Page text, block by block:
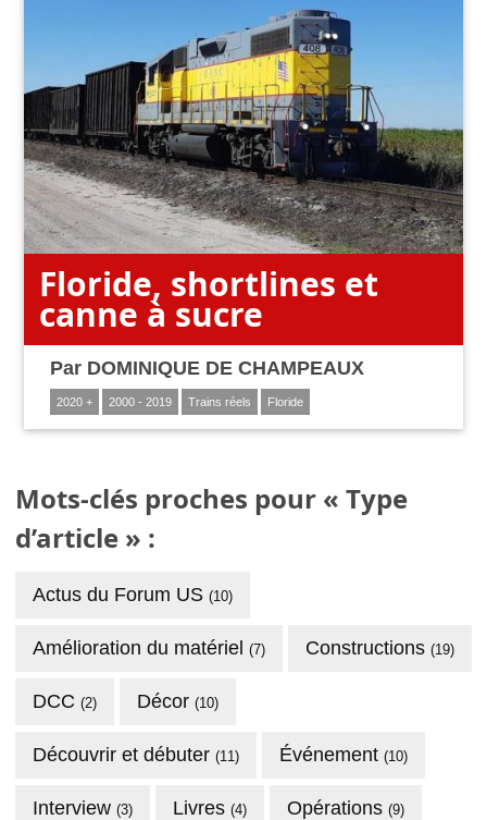
Floride, shortlines et
canne à sucre
Par DOMINIQUE DE CHAMPEAUX
2020 + 2000 - 2019 Trains réels Floride
Mots-clés proches pour « Type
d’article » :
Actus du Forum US (10)
Amélioration du matériel (7) Constructions (19)
DCC (2) Décor (10)
Découvrir et débuter (11) Événement (10)
Interview (3) Livres (4) Opérations (9)